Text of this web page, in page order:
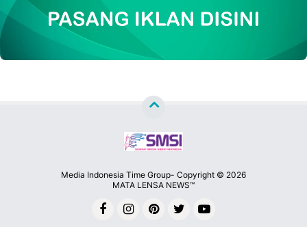
Media Indonesia Time Group- Copyright © 2026
MATA LENSA NEWS™
By
Raushan